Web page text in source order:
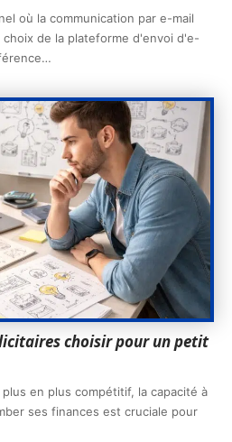
où la communication par e-mail
de la plateforme d'envoi d'e-
…
choisir pour un petit
en plus compétitif, la capacité à
ses finances est cruciale pour